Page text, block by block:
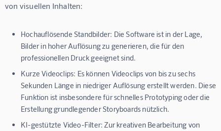
von visuellen Inhalten:
Hochauflösende Standbilder: Die Software ist in der Lage,
Bilder in hoher Auflösung zu generieren, die für den
professionellen Druck geeignet sind.
Kurze Videoclips: Es können Videoclips von bis zu sechs
Sekunden Länge in niedriger Auflösung erstellt werden. Diese
Funktion ist insbesondere für schnelles Prototyping oder die
Erstellung grundlegender Storyboards nützlich.
KI-gestützte Video-Filter: Zur kreativen Bearbeitung von